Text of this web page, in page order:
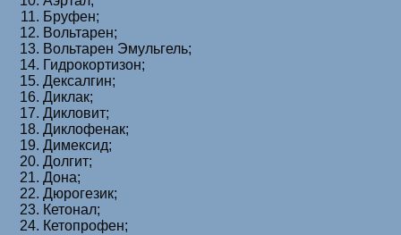
Бруфен;
Вольтарен;
Вольтарен Эмульгель;
Гидрокортизон;
Дексалгин;
Диклак;
Дикловит;
Диклофенак;
Димексид;
Долгит;
Дона;
Дюрогезик;
Кетонал;
Кетопрофен;